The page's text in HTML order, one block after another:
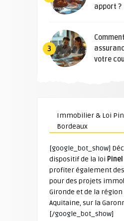
apport ?
3
votre
Immobilier & Loi
Bordeaux
[google_bot_show]
dispositif de la loi Pinel
profiter également
pour des projets
Gironde et de la région
Aquitaine, sur la
[/google_bot_show]